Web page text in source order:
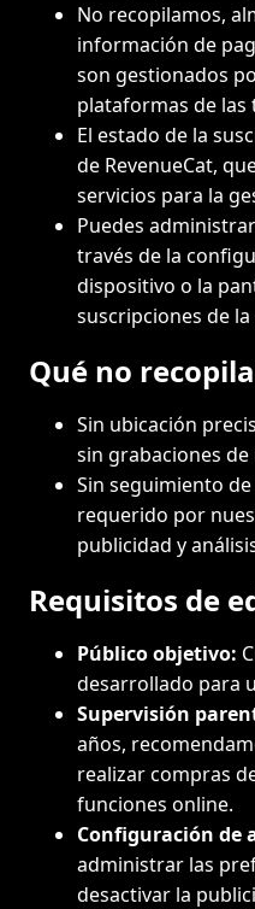
No recopilamos,
información de
son gestionados
plataformas de las
El estado de la
de RevenueCat,
servicios para la
Puedes
través de la
dispositivo o la
suscripciones de la
Qué no
Sin ubicación
sin grabaciones
Sin seguimiento
requerido por
publicidad y
Requisitos de
Público objetivo:
desarrollado para
Supervisión
años,
realizar compras
funciones online.
Configuración de
administrar las
desactivar la